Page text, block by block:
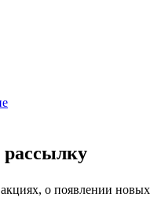
о появлении новых